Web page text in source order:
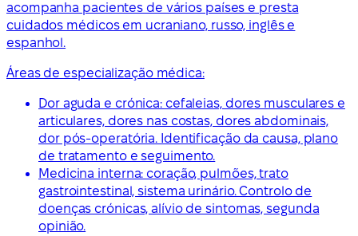
acompanha pacientes de vários países e presta
cuidados médicos em ucraniano, russo, inglês e
espanhol.
Áreas de especialização médica:
Dor aguda e crónica: cefaleias, dores musculares e
articulares, dores nas costas, dores abdominais,
dor pós-operatória. Identificação da causa, plano
de tratamento e seguimento.
Medicina interna: coração, pulmões, trato
gastrointestinal, sistema urinário. Controlo de
doenças crónicas, alívio de sintomas, segunda
opinião.